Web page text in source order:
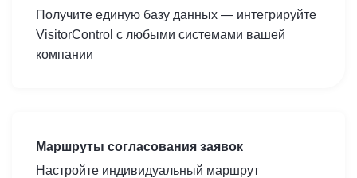
Получите единую базу данных — интегрируйте
VisitorControl с любыми системами вашей
компании
Маршруты согласования заявок
Настройте индивидуальный маршрут